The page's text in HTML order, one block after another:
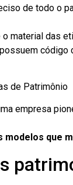
de todo o
o material das
possuem código
empresa
modelos que